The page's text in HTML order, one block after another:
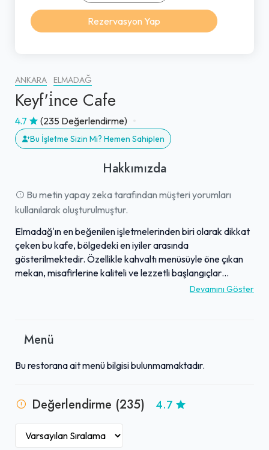
ANKARA ELMADAĞ
Keyf'i̇nce Cafe
4.7 (235 Değerlendirme)
Bu İşletme Sizin Mi? Hemen Sahiplen
Hakkımızda
Bu metin yapay zeka tarafından müşteri yorumları
kullanılarak oluşturulmuştur.
Elmadağ'ın en beğenilen işletmelerinden biri olarak dikkat
çeken bu kafe, bölgedeki en iyiler arasında
gösterilmektedir. Özellikle kahvaltı menüsüyle öne çıkan
mekan, misafirlerine kaliteli ve lezzetli başlangıçlar
sunmaktadır. Güler yüzlü, ilgili ve özenli çalışanlarıyla takdir
ziyaretçiler tarafından sıkça tavsiye edilmektedir. Hijyen
temiz ve rahat bir ortamda keyifli bir deneyim vaat eder.
Devamını Göster
Menü
Bu restorana ait menü bilgisi bulunmamaktadır.
Değerlendirme (235) 4.7
Rezervasyon Yap